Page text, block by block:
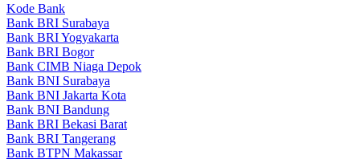
Kode Bank
Bank BRI Surabaya
Bank BRI Yogyakarta
Bank BRI Bogor
Bank CIMB Niaga Depok
Bank BNI Surabaya
Bank BNI Jakarta Kota
Bank BNI Bandung
Bank BRI Bekasi Barat
Bank BRI Tangerang
Bank BTPN Makassar